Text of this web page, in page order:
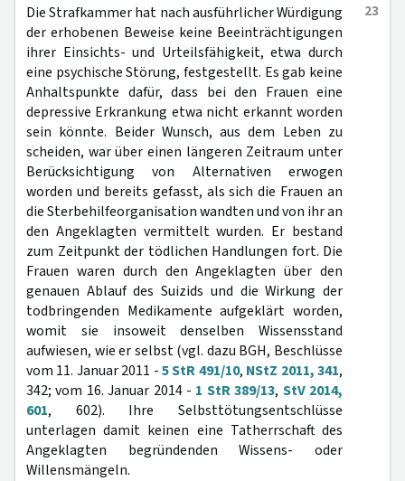
23
Die Strafkammer hat nach ausführlicher Würdigung
der erhobenen Beweise keine Beeinträchtigungen
ihrer Einsichts- und Urteilsfähigkeit, etwa durch
eine psychische Störung, festgestellt. Es gab keine
Anhaltspunkte dafür, dass bei den Frauen eine
depressive Erkrankung etwa nicht erkannt worden
sein könnte. Beider Wunsch, aus dem Leben zu
scheiden, war über einen längeren Zeitraum unter
Berücksichtigung von Alternativen erwogen
worden und bereits gefasst, als sich die Frauen an
die Sterbehilfeorganisation wandten und von ihr an
den Angeklagten vermittelt wurden. Er bestand
zum Zeitpunkt der tödlichen Handlungen fort. Die
Frauen waren durch den Angeklagten über den
genauen Ablauf des Suizids und die Wirkung der
todbringenden Medikamente aufgeklärt worden,
womit sie insoweit denselben Wissensstand
aufwiesen, wie er selbst (vgl. dazu BGH, Beschlüsse
vom 11. Januar 2011 -5 StR 491/10, NStZ 2011, 341,
342; vom 16. Januar 2014 - 1 StR 389/13, StV 2014,
601, 602). Ihre Selbsttötungsentschlüsse
unterlagen damit keinen eine Tatherrschaft des
Angeklagten begründenden Wissens- oder
Willensmängeln.